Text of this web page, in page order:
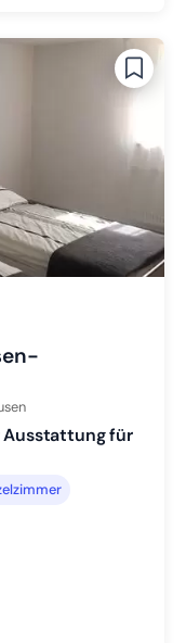
wechseln
2 wechseln
wechseln
wechseln
für